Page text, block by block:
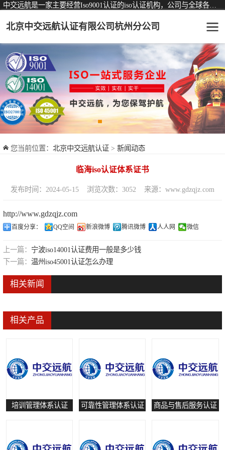
北京中交远航认证有限公司杭州分公司
您当前位置： 北京中交远航认证 > 新闻动态
临海iso认证体系证书
发布时间：2024-05-15 浏览次数：3052 来源：www.gdzqjz.com
http://www.gdzqjz.com
百度分享： QQ空间 新浪微博 腾讯微博 人人网 微信
上一篇： 宁波iso14001认证费用一般是多少钱
下一篇： 温州iso45001认证怎么办理
相关新闻
相关产品
培训管理体系认证 可靠性管理体系认证 商品与售后服务认证
认证服务 可从事认证业务一览表
ISO9001质量管理体系认证
ISO14001环境管理体系认证
ISO45001职业健康安全管理体系认证
交通运输服务认证
ISO27001信息安全管理体系认证
培训管理体系认证